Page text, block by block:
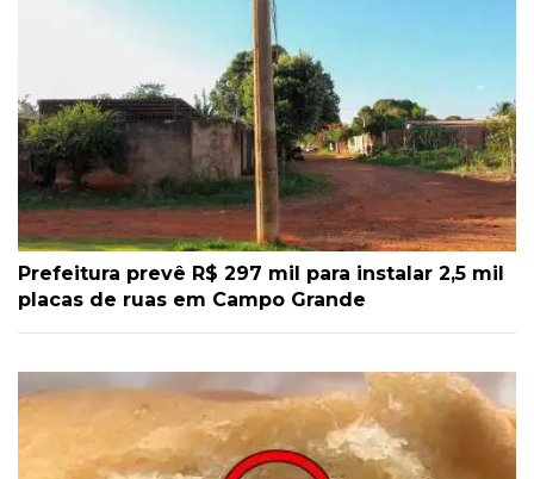
Prefeitura prevê R$ 297 mil para instalar 2,5 mil
placas de ruas em Campo Grande